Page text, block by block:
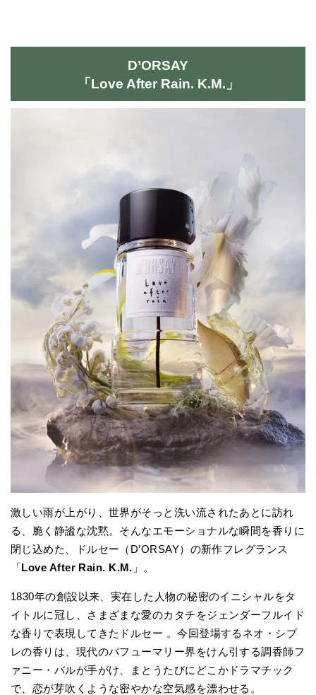
D’ORSAY
「Love After Rain. K.M.」
激しい雨が上がり、世界がそっと洗い流されたあとに訪れ
る、脆く静謐な沈黙。そんなエモーショナルな瞬間を香りに
閉じ込めた、ドルセー（D’ORSAY）の新作フレグランス
「Love After Rain. K.M. 」。
1830年の創設以来、実在した人物の秘密のイニシャルをタ
イトルに冠し、さまざまな愛のカタチをジェンダーフルイド
な香りで表現してきたドルセー 。今回登場するネオ・シプ
レの香りは、現代のパフューマリー界をけん引する調香師フ
ァニー・バルが手がけ、まとうたびにどこかドラマチック
で、恋が芽吹くような密やかな空気感を漂わせる。